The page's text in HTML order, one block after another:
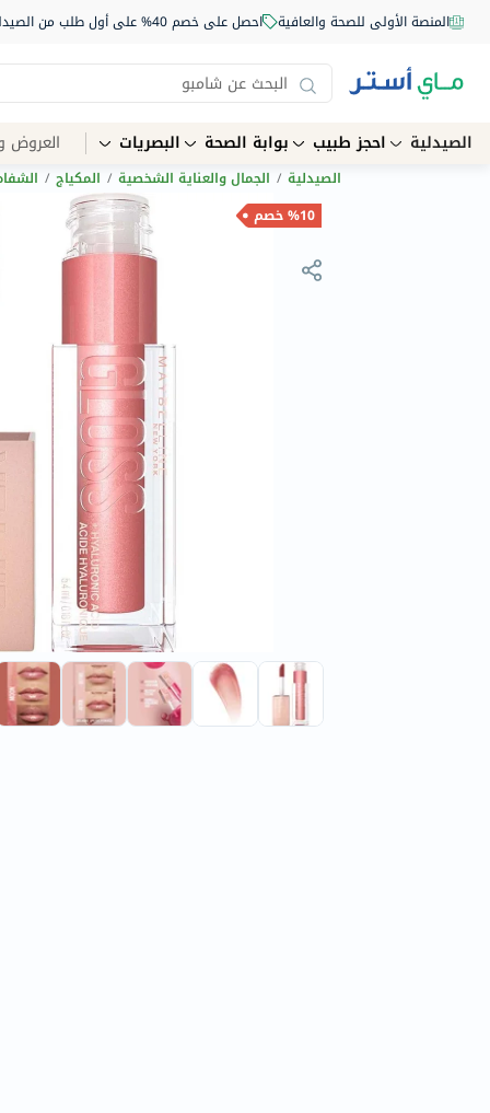
المنصة الأولى للصحة والعافية احصل على خصم 40% على أول طلب من الصيدلية أونلاين استخدم الكود: NEW40
الصيدلية احجز طبيب بوابة الصحة البصريات العروض
الصيدلية / الجمال والعناية الشخصية / المكياج /
%10 خصم